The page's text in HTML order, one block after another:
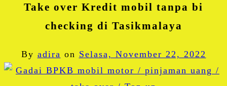
Take over Kredit mobil tanpa bi
checking di Tasikmalaya
By adira on Selasa, November 22, 2022